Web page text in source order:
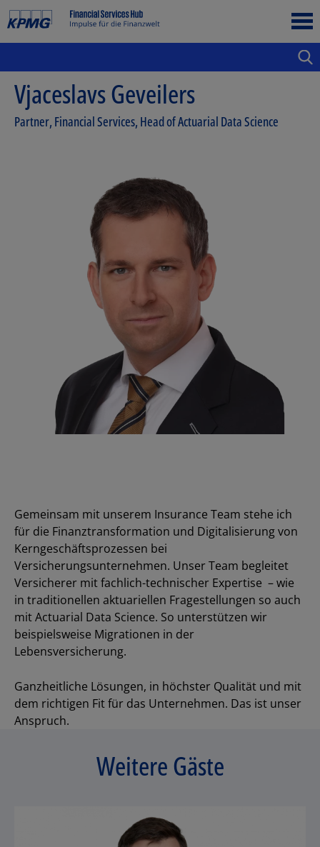
Vjaceslavs Geveilers
Partner, Financial Services, Head of Actuarial Data Science
Gemeinsam mit unserem Insurance Team stehe ich
für die Finanztransformation und Digitalisierung von
Kerngeschäftsprozessen bei
Versicherungsunternehmen. Unser Team begleitet
Versicherer mit fachlich-technischer Expertise – wie
in traditionellen aktuariellen Fragestellungen so auch
mit Actuarial Data Science. So unterstützen wir
beispielsweise Migrationen in der
Lebensversicherung.
Ganzheitliche Lösungen, in höchster Qualität und mit
dem richtigen Fit für das Unternehmen. Das ist unser
Anspruch.
Weitere Gäste
Los